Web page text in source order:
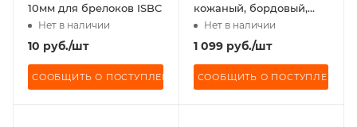
10мм для брелоков ISBC
Нет в наличии
10 руб./шт
СООБЩИТЬ О ПОСТУПЛЕНИИ
кожаный, бордовый,
желтая нить
Нет в наличии
1 099руб./шт
СООБЩИТЬ О ПОСТУПЛЕНИИ